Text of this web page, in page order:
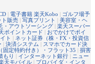
| 電子書籍 楽天Kobo | ゴルフ場予
ト販売 | 写真プリント | 美容室・ヘ
・アウトソーシング | 楽天スーパー
ポイントカード | おでかけでポイ
ト | ネット証券（株・FX・投資信
| 決済システム | スマホでカード決
固定特約付き）・フラット35 | 損害
もり | インターネット銀行 | ニュー
天モバイル | プロバイダ・インタ